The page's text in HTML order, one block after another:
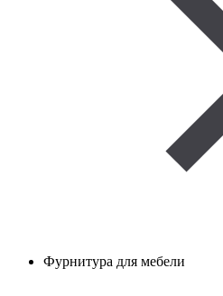
Фурнитура для мебели